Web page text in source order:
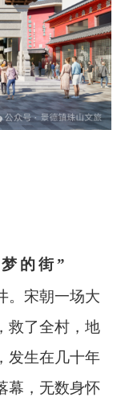
的街”
。宋朝一场大
救了全村，地
发生在几十年
幕，无数身怀